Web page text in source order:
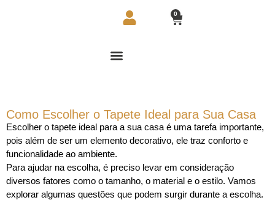
0
Como Escolher o Tapete Ideal para Sua Casa
Escolher o tapete ideal para a sua casa é uma tarefa importante,
pois além de ser um elemento decorativo, ele traz conforto e
funcionalidade ao ambiente.
Para ajudar na escolha, é preciso levar em consideração
diversos fatores como o tamanho, o material e o estilo. Vamos
explorar algumas questões que podem surgir durante a escolha.